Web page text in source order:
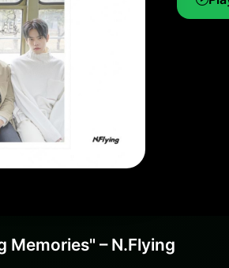
Memories" – N.Flying